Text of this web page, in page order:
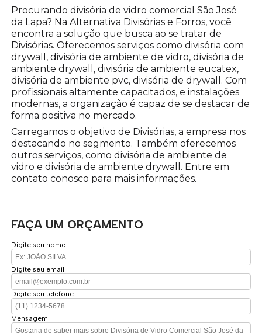
Procurando divisória de vidro comercial São José
da Lapa? Na Alternativa Divisórias e Forros, você
encontra a solução que busca ao se tratar de
Divisórias. Oferecemos serviços como divisória com
drywall, divisória de ambiente de vidro, divisória de
ambiente drywall, divisória de ambiente eucatex,
divisória de ambiente pvc, divisória de drywall. Com
profissionais altamente capacitados, e instalações
modernas, a organização é capaz de se destacar de
forma positiva no mercado.
Carregamos o objetivo de Divisórias, a empresa nos
destacando no segmento. Também oferecemos
outros serviços, como divisória de ambiente de
vidro e divisória de ambiente drywall. Entre em
contato conosco para mais informações.
FAÇA UM ORÇAMENTO
Digite seu nome
Digite seu email
Digite seu telefone
Mensagem